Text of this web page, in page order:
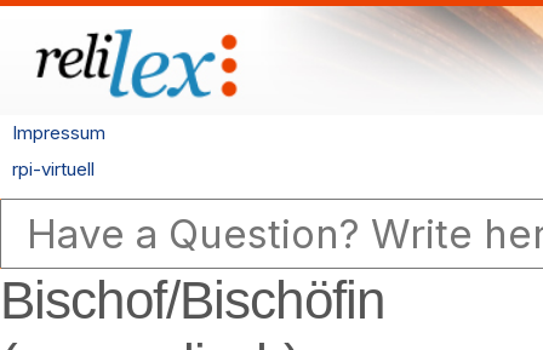
Impressum
rpi-virtuell
Bischof/Bischöfin